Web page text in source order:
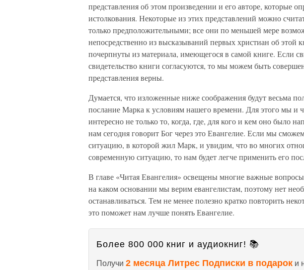
представления об этом произведении и его авторе, которые
истолкования. Некоторые из этих представлений можно
только предположительными; все они по меньшей мере
непосредственно из высказываний первых христиан об этой
почерпнуты из материала, имеющегося в самой книге. Если
свидетельство книги согласуются, то мы можем быть
представления верны.
Думается, что изложенные ниже соображения будут весьма
послание Марка к условиям нашего времени. Для этого мы и
интересно не только то, когда, где, для кого и кем оно было
нам сегодня говорит Бог через это Евангелие. Если мы
ситуацию, в которой жил Марк, и увидим, что во многих
современную ситуацию, то нам будет легче применить его
В главе «Читая Евангелия» освещены многие важные
на каком основании мы верим евангелистам, поэтому нет
останавливаться. Тем не менее полезно кратко повторить
это поможет нам лучше понять Евангелие.
Более 800 000 книг и аудиокниг! 📚
Получи 2 месяца Литрес Подписки в подарок и